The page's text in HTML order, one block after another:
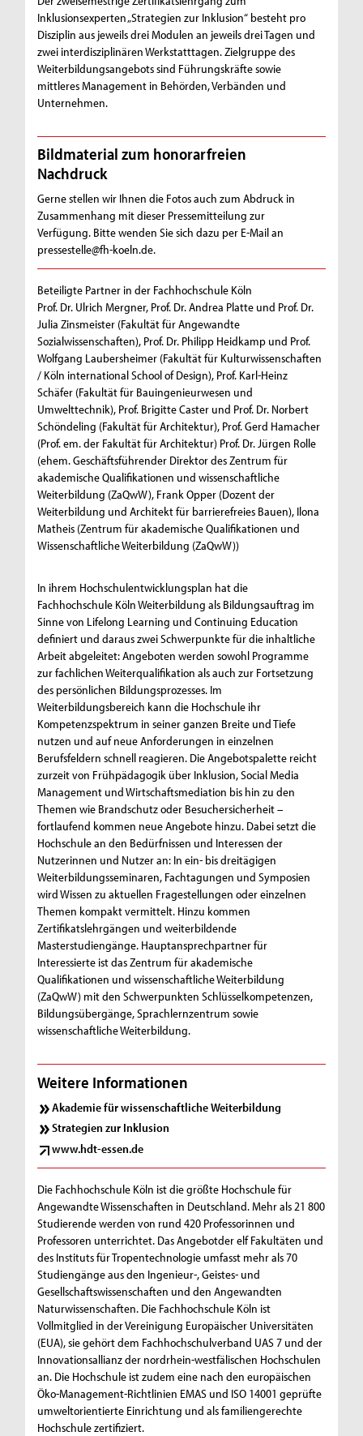
Inklusionsexperten „Strategien zur Inklusion“ besteht pro
Disziplin aus jeweils drei Modulen an jeweils drei Tagen und
zwei interdisziplinären Werkstatttagen. Zielgruppe des
Weiterbildungsangebots sind Führungskräfte sowie
mittleres Management in Behörden, Verbänden und
Unternehmen.
Bildmaterial zum honorarfreien
Nachdruck
Gerne stellen wir Ihnen die Fotos auch zum Abdruck in
Zusammenhang mit dieser Pressemitteilung zur
Verfügung. Bitte wenden Sie sich dazu per E-Mail an
pressestelle@fh-koeln.de.
Beteiligte Partner in der Fachhochschule Köln
Prof. Dr. Ulrich Mergner, Prof. Dr. Andrea Platte und Prof. Dr.
Julia Zinsmeister (Fakultät für Angewandte
Sozialwissenschaften), Prof. Dr. Philipp Heidkamp und Prof.
Wolfgang Laubersheimer (Fakultät für Kulturwissenschaften
/ Köln international School of Design), Prof. Karl-Heinz
Schäfer (Fakultät für Bauingenieurwesen und
Umwelttechnik), Prof. Brigitte Caster und Prof. Dr. Norbert
Schöndeling (Fakultät für Architektur), Prof. Gerd Hamacher
(Prof. em. der Fakultät für Architektur) Prof. Dr. Jürgen Rolle
(ehem. Geschäftsführender Direktor des Zentrum für
akademische Qualifikationen und wissenschaftliche
Weiterbildung (ZaQwW), Frank Opper (Dozent der
Weiterbildung und Architekt für barrierefreies Bauen), Ilona
Matheis (Zentrum für akademische Qualifikationen und
Wissenschaftliche Weiterbildung (ZaQwW))
In ihrem Hochschulentwicklungsplan hat die
Fachhochschule Köln Weiterbildung als Bildungsauftrag im
Sinne von Lifelong Learning und Continuing Education
definiert und daraus zwei Schwerpunkte für die inhaltliche
Arbeit abgeleitet: Angeboten werden sowohl Programme
zur fachlichen Weiterqualifikation als auch zur Fortsetzung
des persönlichen Bildungsprozesses. Im
Weiterbildungsbereich kann die Hochschule ihr
Kompetenzspektrum in seiner ganzen Breite und Tiefe
nutzen und auf neue Anforderungen in einzelnen
Berufsfeldern schnell reagieren. Die Angebotspalette reicht
zurzeit von Frühpädagogik über Inklusion, Social Media
Management und Wirtschaftsmediation bis hin zu den
Themen wie Brandschutz oder Besuchersicherheit –
fortlaufend kommen neue Angebote hinzu. Dabei setzt die
Hochschule an den Bedürfnissen und Interessen der
Nutzerinnen und Nutzer an: In ein- bis dreitägigen
Weiterbildungsseminaren, Fachtagungen und Symposien
wird Wissen zu aktuellen Fragestellungen oder einzelnen
Themen kompakt vermittelt. Hinzu kommen
Zertifikatslehrgängen und weiterbildende
Masterstudiengänge. Hauptansprechpartner für
Interessierte ist das Zentrum für akademische
Qualifikationen und wissenschaftliche Weiterbildung
(ZaQwW) mit den Schwerpunkten Schlüsselkompetenzen,
Bildungsübergänge, Sprachlernzentrum sowie
wissenschaftliche Weiterbildung.
Weitere Informationen
Akademie für wissenschaftliche Weiterbildung
Strategien zur Inklusion
www.hdt-essen.de
Die Fachhochschule Köln ist die größte Hochschule für
Angewandte Wissenschaften in Deutschland. Mehr als 21 800
Studierende werden von rund 420 Professorinnen und
Professoren unterrichtet. Das Angebotder elf Fakultäten und
des Instituts für Tropentechnologie umfasst mehr als 70
Studiengänge aus den Ingenieur-, Geistes- und
Gesellschaftswissenschaften und den Angewandten
Naturwissenschaften. Die Fachhochschule Köln ist
Vollmitglied in der Vereinigung Europäischer Universitäten
(EUA), sie gehört dem Fachhochschulverband UAS 7 und der
Innovationsallianz der nordrhein-westfälischen Hochschulen
an. Die Hochschule ist zudem eine nach den europäischen
Öko-Management-Richtlinien EMAS und ISO 14001 geprüfte
umweltorientierte Einrichtung und als familiengerechte
Hochschule zertifiziert.